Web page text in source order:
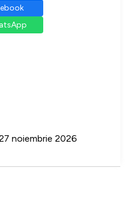
noiembrie 2026